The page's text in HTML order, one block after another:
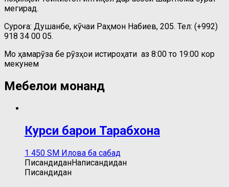
мегирад.
Суроға: Душанбе, кӯчаи Раҳмон Набиев, 205. Тел: (+992)
918 34 00 05.
Мо ҳамарӯза бе рӯзҳои истироҳати аз 8:00 то 19:00 кор
мекунем
Мебелҳои монанд
Курси барои Тарабхона
1 450 ЅМ Илова ба сабад
ПисандиданНаписандидан
Писандидан